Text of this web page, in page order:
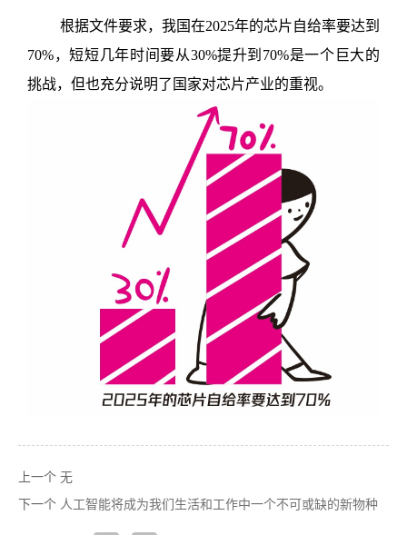
根据文件要求，我国在2025年的芯片自给率要达到
70%，短短几年时间要从30%提升到 70%是一个巨大的
挑战，但也充分说明了国家对芯片产业的重视。
上一个 无
下一个 人工智能将成为我们生活和工作中一个不可或缺的新物种